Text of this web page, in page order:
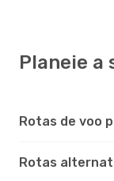
Planeie a
Rotas de voo
Rotas